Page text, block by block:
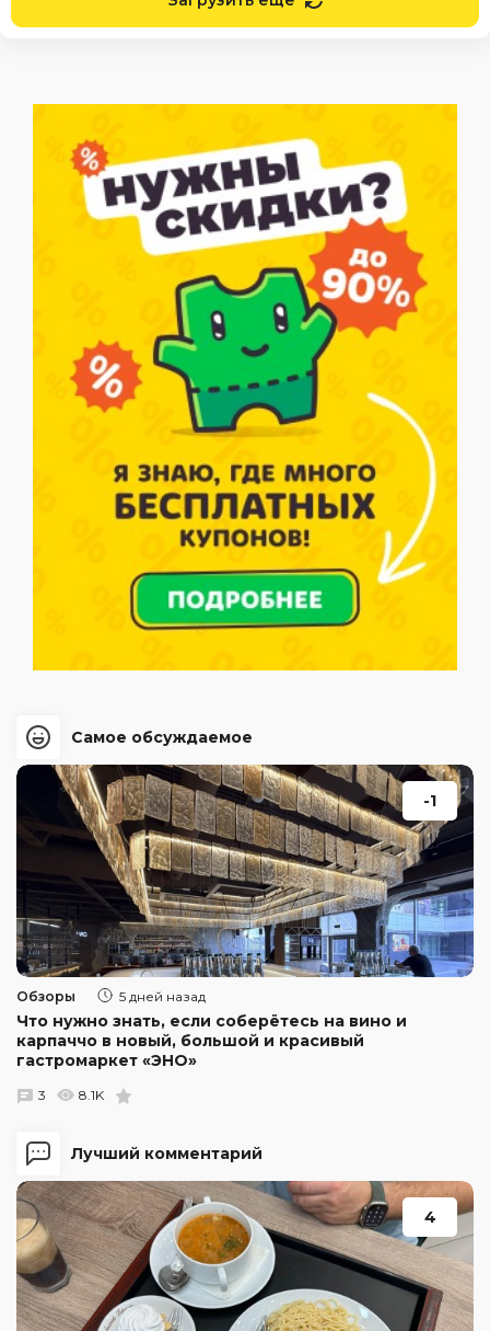
Лучший комментарий
4
Самое обсуждаемое
-1
Обзоры 5 дней назад
Что нужно знать, если соберётесь на вино и
карпаччо в новый, большой и красивый
гастромаркет «ЭНО»
3 8.1K